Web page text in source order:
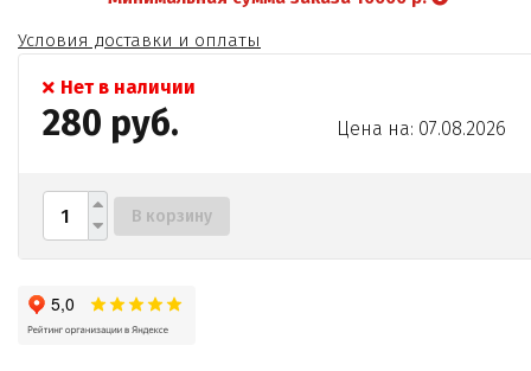
Условия доставки и оплаты
Нет в наличии
280 руб. Цена на: 07.08.2026
В корзину